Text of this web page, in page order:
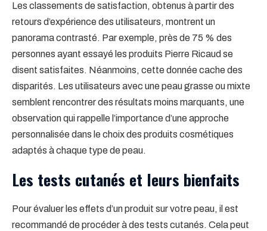
Les classements de satisfaction, obtenus à partir des
retours d’expérience des utilisateurs, montrent un
panorama contrasté. Par exemple, près de 75 % des
personnes ayant essayé les produits Pierre Ricaud se
disent satisfaites. Néanmoins, cette donnée cache des
disparités. Les utilisateurs avec une peau grasse ou mixte
semblent rencontrer des résultats moins marquants, une
observation qui rappelle l’importance d’une approche
personnalisée dans le choix des produits cosmétiques
adaptés à chaque type de peau.
Les tests cutanés et leurs bienfaits
Pour évaluer les effets d’un produit sur votre peau, il est
recommandé de procéder à des tests cutanés. Cela peut